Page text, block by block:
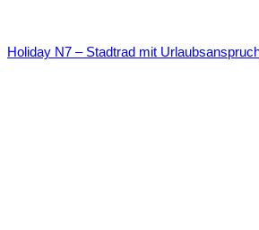
Holiday N7 – Stadtrad mit